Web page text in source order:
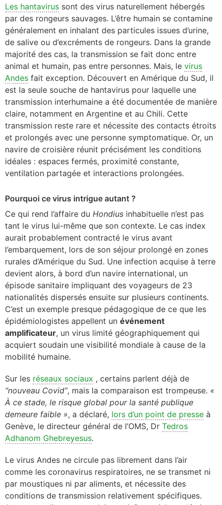
Les hantavirus sont des virus naturellement hébergés
par des rongeurs sauvages. L’être humain se contamine
généralement en inhalant des particules issues d’urine,
de salive ou d’excréments de rongeurs. Dans la grande
majorité des cas, la transmission se fait donc entre
animal et humain, pas entre personnes. Mais, le virus
Andes fait exception. Découvert en Amérique du Sud, il
est la seule souche de hantavirus pour laquelle une
transmission interhumaine a été documentée de manière
claire, notamment en Argentine et au Chili. Cette
transmission reste rare et nécessite des contacts étroits
et prolongés avec une personne symptomatique. Or, un
navire de croisière réunit précisément les conditions
idéales : espaces fermés, proximité constante,
ventilation partagée et interactions prolongées.
Pourquoi ce virus intrigue autant ?
Ce qui rend l’affaire du Hondius inhabituelle n’est pas
tant le virus lui-même que son contexte. Le cas index
aurait probablement contracté le virus avant
l’embarquement, lors de son séjour prolongé en zones
rurales d’Amérique du Sud. Une infection acquise à terre
devient alors, à bord d’un navire international, un
épisode sanitaire impliquant des voyageurs de 23
nationalités dispersés ensuite sur plusieurs continents.
C’est un exemple presque pédagogique de ce que les
épidémiologistes appellent un événement
amplificateur, un virus limité géographiquement qui
acquiert soudain une visibilité mondiale à cause de la
mobilité humaine.
Sur les réseaux sociaux , certains parlent déjà de
“nouveau Covid”, mais la comparaison est trompeuse. «
À ce stade, le risque global pour la santé publique
demeure faible », a déclaré, lors d’un point de presse à
Genève, le directeur général de l’OMS, Dr Tedros
Adhanom Ghebreyesus.
Le virus Andes ne circule pas librement dans l’air
comme les coronavirus respiratoires, ne se transmet ni
par moustiques ni par aliments, et nécessite des
conditions de transmission relativement spécifiques.